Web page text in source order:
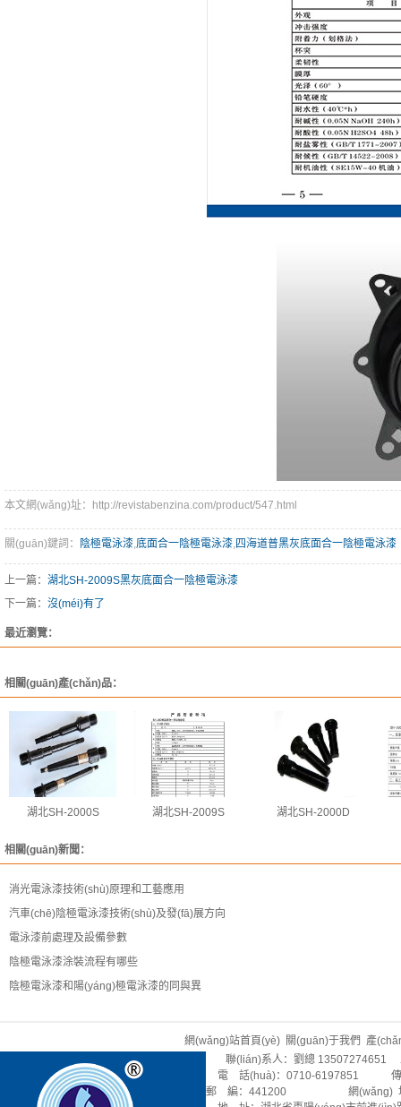
本文網(wǎng)址：http://revistabenzina.com/product/547.html
關(guān)鍵詞： 陰極電泳漆,底面合一陰極電泳漆,四海道普黑灰底面合一陰極電泳漆
上一篇： 湖北SH-2009S黑灰底面合一陰極電泳漆
下一篇： 沒(méi)有了
最近瀏覽：
相關(guān)產(chǎn)品：
湖北SH-2000S 湖北SH-2009S 湖北SH-2000D
相關(guān)新聞：
消光電泳漆技術(shù)原理和工藝應用
汽車(chē)陰極電泳漆技術(shù)及發(fā)展方向
電泳漆前處理及設備參數
陰極電泳漆涂裝流程有哪些
陰極電泳漆和陽(yáng)極電泳漆的同與異
網(wǎng)站首頁(yè) 關(guān)于我們 產
聯(lián)系人：劉總 13507274651
電 話(huà)：0710-6197851 傳
郵 編：441200 網(wǎng) 址：